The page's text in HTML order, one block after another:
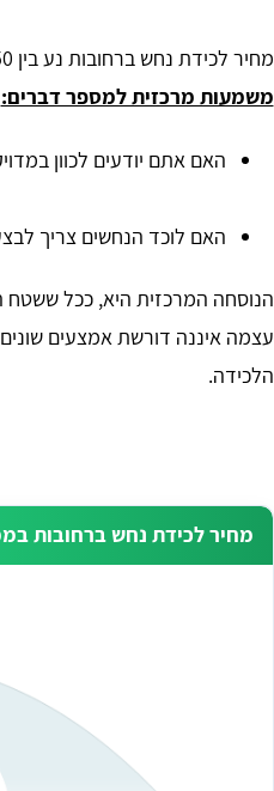
מחיר לכידת נחש ברחובות נע בין 350 ל- 700 ₪. מדוע מודגם טווח מחירים כל כך גדול? מ
משמעות מרכזית למספר דברים:
האם אתם יודעים לכוון
האם לוכד הנחשים צריך
הנוסחה המרכזית היא, ככל ששטח
עצמה איננה דורשת אמצעים
הלכידה.
מחיר לכידת נחש ברחובות